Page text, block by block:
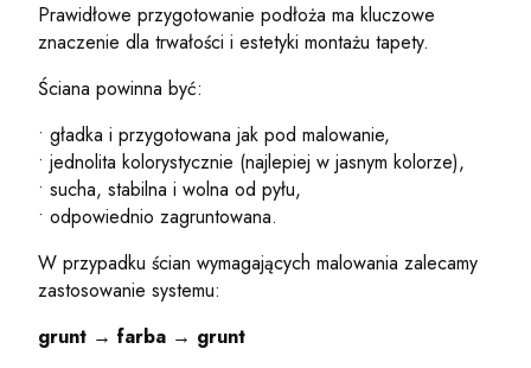
Prawidłowe przygotowanie podłoża ma kluczowe
znaczenie dla trwałości i estetyki montażu tapety.
Ściana powinna być:
• gładka i przygotowana jak pod malowanie,
• jednolita kolorystycznie (najlepiej w jasnym kolorze),
• sucha, stabilna i wolna od pyłu,
• odpowiednio zagruntowana.
W przypadku ścian wymagających malowania zalecamy
zastosowanie systemu:
grunt → farba → grunt